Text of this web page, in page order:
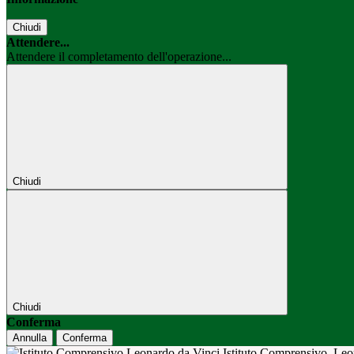
Chiudi
Attendere...
Attendere il completamento dell'operazione...
Chiudi
Chiudi
Conferma
Annulla Conferma